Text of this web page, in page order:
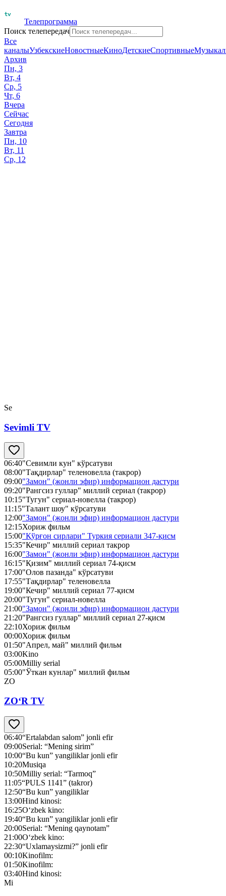
Телепрограмма
Поиск телепередач
Все
каналыУзбекскиеНовостныеКиноДетскиеСпортивные
Архив
Пн, 3
Вт, 4
Ср, 5
Чт, 6
Вчера
Сейчас
Сегодня
Завтра
Пн, 10
Вт, 11
Ср, 12
Se
Sevimli TV
06:40"Севимли кун" кўрсатуви
08:00"Тақдирлар" теленовелла (такрор)
09:00"Замон" (жонли эфир) информацион дастури
09:20"Рангсиз гуллар" миллий сериал (такрор)
10:15"Тугун" сериал-новелла (такрор)
11:15"Талант шоу" кўрсатуви
12:00"Замон" (жонли эфир) информацион дастури
12:15Хориж фильм
15:00"Қўрғон сирлари" Туркия сериали 347-қисм
15:35"Кечир" миллий сериал такрор
16:00"Замон" (жонли эфир) информацион дастури
16:15"Қизим" миллий сериал 74-қисм
17:00"Олов пазанда" кўрсатуви
17:55"Тақдирлар" теленовелла
19:00"Кечир" миллий сериал 77-қисм
20:00"Тугун" сериал-новелла
21:00"Замон" (жонли эфир) информацион дастури
21:20"Рангсиз гуллар" миллий сериал 27-қисм
22:10Хориж фильм
00:00Хориж фильм
01:50"Апрел, май" миллий фильм
03:00Kino
05:00Milliy serial
05:00"Ўткан кунлар" миллий фильм
ZO
ZO‘R TV
06:40“Ertalabdan salom” jonli efir
09:00Serial: “Mening sirim”
10:00“Bu kun” yangiliklar jonli efir
10:20Musiqa
10:50Milliy serial: “Tarmoq”
11:05“PULS 1141” (takror)
12:50“Bu kun” yangiliklar
13:00Hind kinosi:
16:25O‘zbek kino:
19:40“Bu kun” yangiliklar jonli efir
20:00Serial: “Mening qaynotam”
21:00O‘zbek kino:
22:30“Uxlamaysizmi?” jonli efir
00:10Kinofilm:
01:50Kinofilm:
03:40Hind kinosi:
Mi